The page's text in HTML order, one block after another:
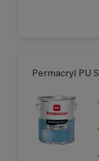
Permacryl PU